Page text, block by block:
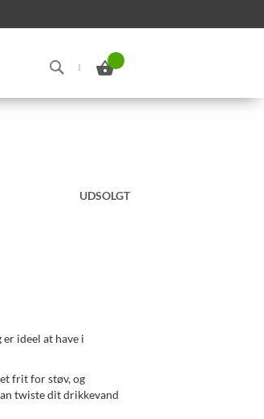
Min indkøbskurv
Search
UDSOLGT
ideel at have i
frit for støv, og
twiste dit drikkevand